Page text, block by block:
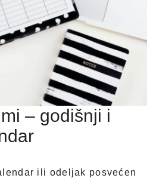
– godišnji i
ili odeljak posvećen